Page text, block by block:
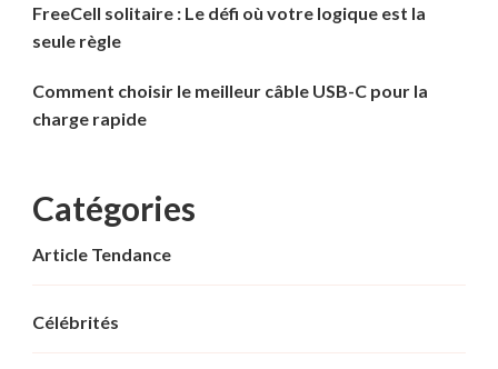
FreeCell solitaire : Le défi où votre logique est la
seule règle
Comment choisir le meilleur câble USB-C pour la
charge rapide
Catégories
Article Tendance
Célébrités